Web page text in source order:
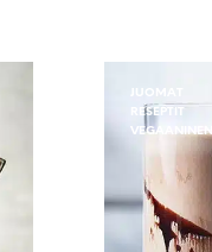
JUOMAT
RESEPTIT
VEGAANINEN